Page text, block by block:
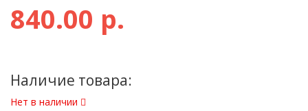
840.00 р.
Наличие товара:
Нет в наличии